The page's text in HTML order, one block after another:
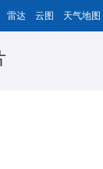
雷达 云图 天气地图